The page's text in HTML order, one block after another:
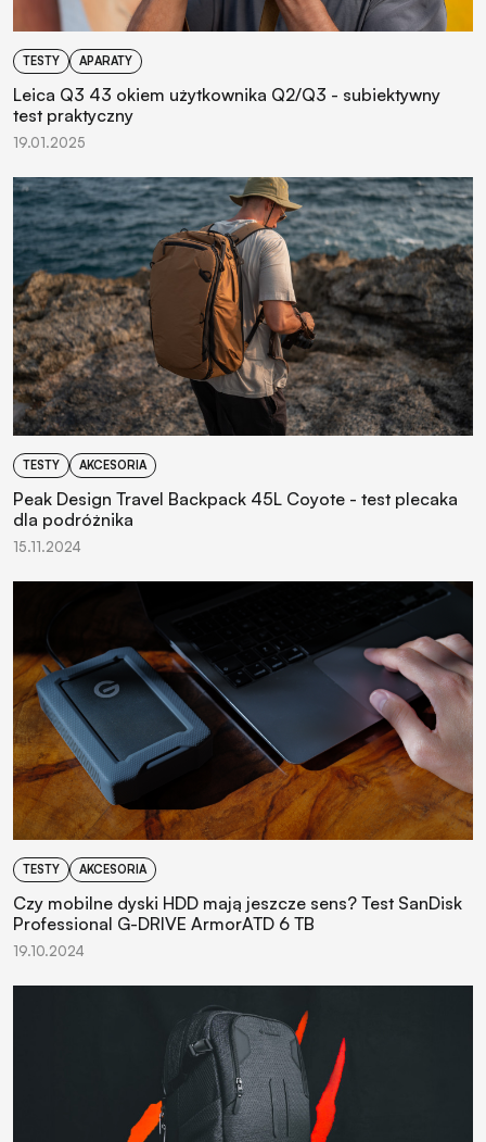
TESTY APARATY
Leica Q3 43 okiem użytkownika Q2/Q3 - subiektywny
test praktyczny
19.01.2025
TESTY AKCESORIA
Peak Design Travel Backpack 45L Coyote - test plecaka
dla podróżnika
15.11.2024
TESTY AKCESORIA
Czy mobilne dyski HDD mają jeszcze sens? Test SanDisk
Professional G-DRIVE ArmorATD 6 TB
19.10.2024